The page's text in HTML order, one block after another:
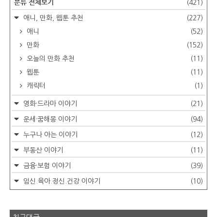
분류 전체보기 (421)
애니, 만화, 웹툰 추천
(227)
애니
(52)
만화
(152)
오늘의 만화 추천
(11)
웹툰
(11)
캐릭터
(1)
영화·드라마 이야기 (21)
운세·꿈해몽 이야기 (94)
누구나 아는 이야기 (12)
부동산 이야기 (11)
금융·보험 이야기 (39)
임신.육아.정신.건강 이야기 (10)